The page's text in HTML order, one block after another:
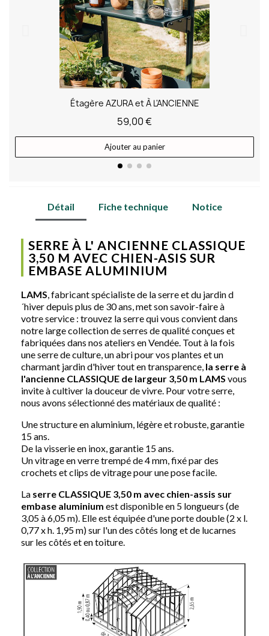
Étagère AZURA et À L'ANCIENNE
59,00 €
Ajouter au panier
Détail Fiche technique Notice
SERRE À L' ANCIENNE CLASSIQUE
3,50 M AVEC CHIEN-ASIS SUR
EMBASE ALUMINIUM
LAMS , fabricant spécialiste de la serre et du jardin d
´hiver depuis plus de 30 ans, met son savoir-faire à
votre service : trouvez la serre qui vous convient dans
notre large collection de serres de qualité conçues et
fabriquées dans nos ateliers en Vendée. Tout à la fois
une serre de culture, un abri pour vos plantes et un
charmant jardin d'hiver tout en transparence, la serre à
l'ancienne CLASSIQUE de largeur 3,50 m LAMS vous
invite à cultiver la douceur de vivre. Pour votre serre,
nous avons sélectionné des matériaux de qualité :
Une structure en aluminium, légère et robuste, garantie
15 ans.
De la visserie en inox, garantie 15 ans.
Un vitrage en verre trempé de 4 mm, fixé par des
crochets et clips de vitrage pour une pose facile.
La serre CLASSIQUE 3,50 m avec chien-assis sur
embase aluminium est disponible en 5 longueurs (de
3,05 à 6,05 m). Elle est équipée d'une porte double (2 x l.
0,77 x h. 1,95 m) sur l'un des côtés long et de lucarnes
sur les côtés et en toiture.